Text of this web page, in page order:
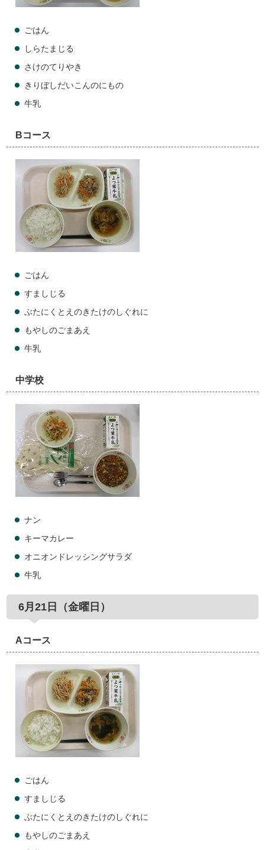
ごはん
しらたまじる
さけのてりやき
きりぼしだいこんのにもの
牛乳
Bコース
ごはん
すましじる
ぶたにくとえのきたけのしぐれに
もやしのごまあえ
牛乳
中学校
ナン
キーマカレー
オニオンドレッシングサラダ
牛乳
6月21日（金曜日）
Aコース
ごはん
すましじる
ぶたにくとえのきたけのしぐれに
もやしのごまあえ